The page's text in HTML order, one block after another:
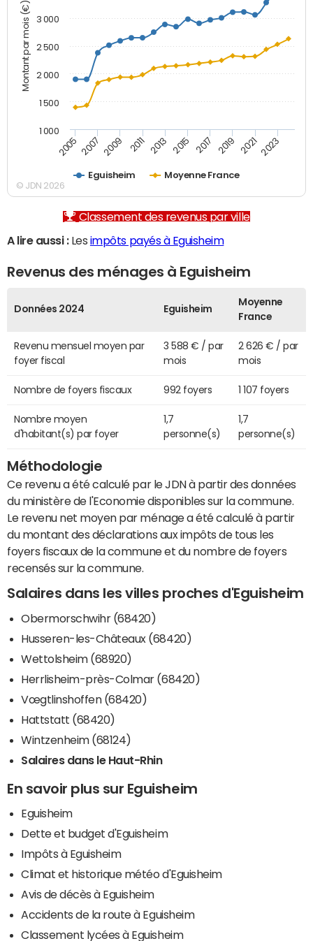
Montant par mois (€)
Eguisheim Moyenne France
2005 2007 2009 2011 2013 2015 2017 2019 2021 2023
1 000
1 500
2 000
2 500
3 000
© JDN 2026
Classement des revenus par ville
A lire aussi :Les impôts payés à Eguisheim
Revenus des ménages à Eguisheim
Données 2024 Eguisheim
Moyenne
France
Revenu mensuel moyen par
foyer fiscal
3 588 € / par
mois
2 626 € / par
mois
Nombre de foyers fiscaux 992 foyers 1 107 foyers
Nombre moyen
d'habitant(s) par foyer
1,7
personne(s)
1,7
personne(s)
Méthodologie
Ce revenu a été calculé par le JDN à partir des données
du ministère de l'Economie disponibles sur la commune.
Le revenu net moyen par ménage a été calculé à partir
du montant des déclarations aux impôts de tous les
foyers fiscaux de la commune et du nombre de foyers
recensés sur la commune.
Salaires dans les villes proches d'Eguisheim
Obermorschwihr (68420)
Husseren-les-Châteaux (68420)
Wettolsheim (68920)
Herrlisheim-près-Colmar (68420)
Vœgtlinshoffen (68420)
Hattstatt (68420)
Wintzenheim (68124)
Salaires dans le Haut-Rhin
En savoir plus sur Eguisheim
Eguisheim
Dette et budget d'Eguisheim
Impôts à Eguisheim
Climat et historique météo d'Eguisheim
Avis de décès à Eguisheim
Accidents de la route à Eguisheim
Classement lycées à Eguisheim